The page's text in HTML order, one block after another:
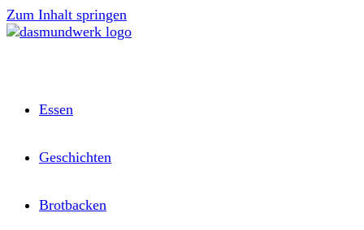
Zum Inhalt springen
Essen
Geschichten
Brotbacken